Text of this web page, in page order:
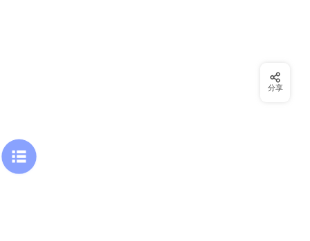
分享